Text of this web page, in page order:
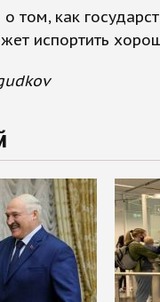
том, как
испортить